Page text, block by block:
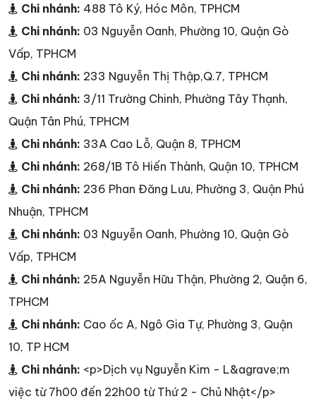
Chi nhánh: 488 Tô Ký, Hóc Môn, TPHCM
Chi nhánh: 03 Nguyễn Oanh, Phường 10, Quận Gò
Vấp, TPHCM
Chi nhánh: 233 Nguyễn Thị Thập,Q.7, TPHCM
Chi nhánh: 3/11 Trường Chinh, Phường Tây Thạnh,
Quận Tân Phú, TPHCM
Chi nhánh: 33A Cao Lỗ, Quận 8, TPHCM
Chi nhánh: 268/1B Tô Hiến Thành, Quận 10, TPHCM
Chi nhánh: 236 Phan Đăng Lưu, Phường 3, Quận Phú
Nhuận, TPHCM
Chi nhánh: 03 Nguyễn Oanh, Phường 10, Quận Gò
Vấp, TPHCM
Chi nhánh: 25A Nguyễn Hữu Thận, Phường 2, Quận 6,
TPHCM
Chi nhánh: Cao ốc A, Ngô Gia Tự, Phường 3, Quận
10, TP HCM
Chi nhánh: <p>Dịch vụ Nguyễn Kim - L&agrave;m
việc từ 7h00 đến 22h00 từ Thứ 2 - Chủ Nhật</p>